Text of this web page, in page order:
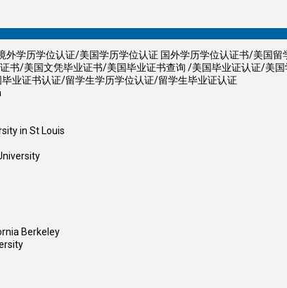
学历学位认证/美国学历学位认证 国外学历学位认证书/美国
书/美国文凭毕业证书/美国毕业证书查询 /美国毕业证认证/美
业证书认证/留学生学历学位认证/留学生毕业证认证
in St Louis
Berkeley